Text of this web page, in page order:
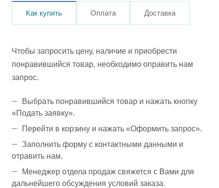
Как купить Оплата Доставка
Чтобы запросить цену, наличие и приобрести
понравившийся товар, необходимо оправить нам
запрос.
Выбрать понравившийся товар и нажать кнопку
«Подать заявку».
Перейти в корзину и нажать «Оформить запрос».
Заполнить форму с контактными данными и
отравить нам.
Менеджер отдела продаж свяжется с Вами для
дальнейшего обсуждения условий заказа.